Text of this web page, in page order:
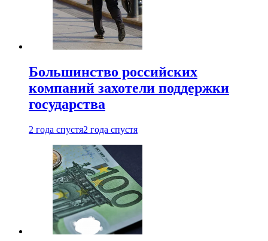
Большинство российских
компаний захотели поддержки
государства
2 года спустя2 года спустя